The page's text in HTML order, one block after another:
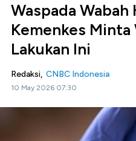
Waspada
Kemenkes Minta
Lakukan Ini
Redaksi, CNBC Indonesia
10 May 2026 07:30